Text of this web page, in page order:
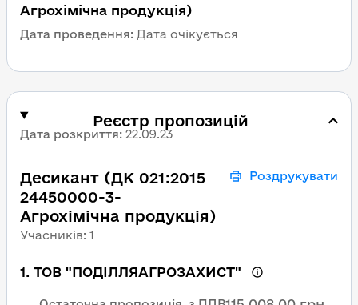
Агрохімічна продукція)
Дата проведення: Дата очікується
Реєстр пропозицій
Дата розкриття: 22.09.23
Десикант (ДК 021:2015
24450000-3-
Агрохімічна продукція)
Учасників: 1
Роздрукувати
1. ТОВ "ПОДІЛЛЯАГРОЗАХИСТ"